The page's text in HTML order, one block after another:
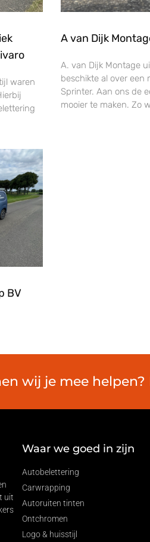
waren
A van Dijk
A. van Dijk Montage
beschikte al over een
Sprinter. Aan ons de
mooier te maken. Zo
BV
wij je mee
uit
Waar we goed in zijn
Autobelettering
Carwrapping
Autoruiten tinten
Ontchromen
Logo & huisstijl